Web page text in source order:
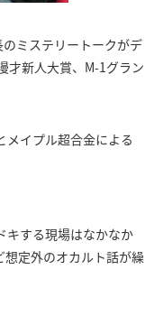
ミステリートークがデ
才新人大賞、M-1グラン
イプル超合金による
キする現場はなかなか
定外のオカルト話が繰